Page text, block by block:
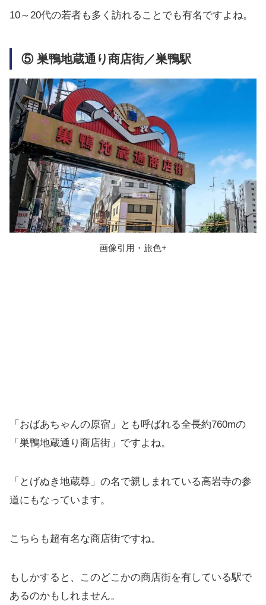
10～20代の若者も多く訪れることでも有名ですよね。
⑤ 巣鴨地蔵通り商店街／巣鴨駅
画像引用・旅色+
「おばあちゃんの原宿」とも呼ばれる全長約760mの
「巣鴨地蔵通り商店街」ですよね。
「とげぬき地蔵尊」の名で親しまれている高岩寺の参
道にもなっています。
こちらも超有名な商店街ですね。
もしかすると、このどこかの商店街を有している駅で
あるのかもしれません。